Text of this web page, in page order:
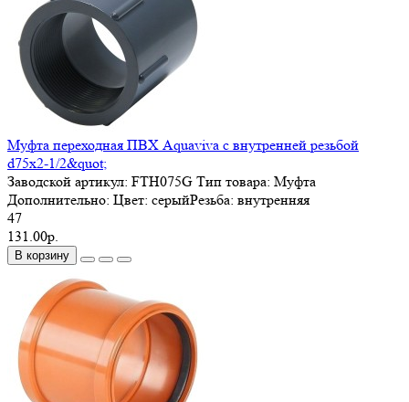
Муфта переходная ПВХ Aquaviva с внутренней резьбой
d75х2-1/2&quot;
Заводской артикул: FTH075G Тип товара: Муфта
Дополнительно: Цвет: серыйРезьба: внутренняя
47
131.00р.
В корзину